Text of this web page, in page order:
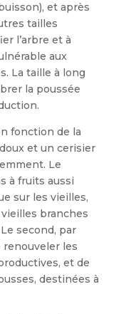
et après
tailles
l’arbre et à
aux
La taille à long
la poussée
fonc­tion de la
et un cerisier
Le
à fruits aussi
sur les vieilles,
branches
second, par
renouveler les
et de
destinées à